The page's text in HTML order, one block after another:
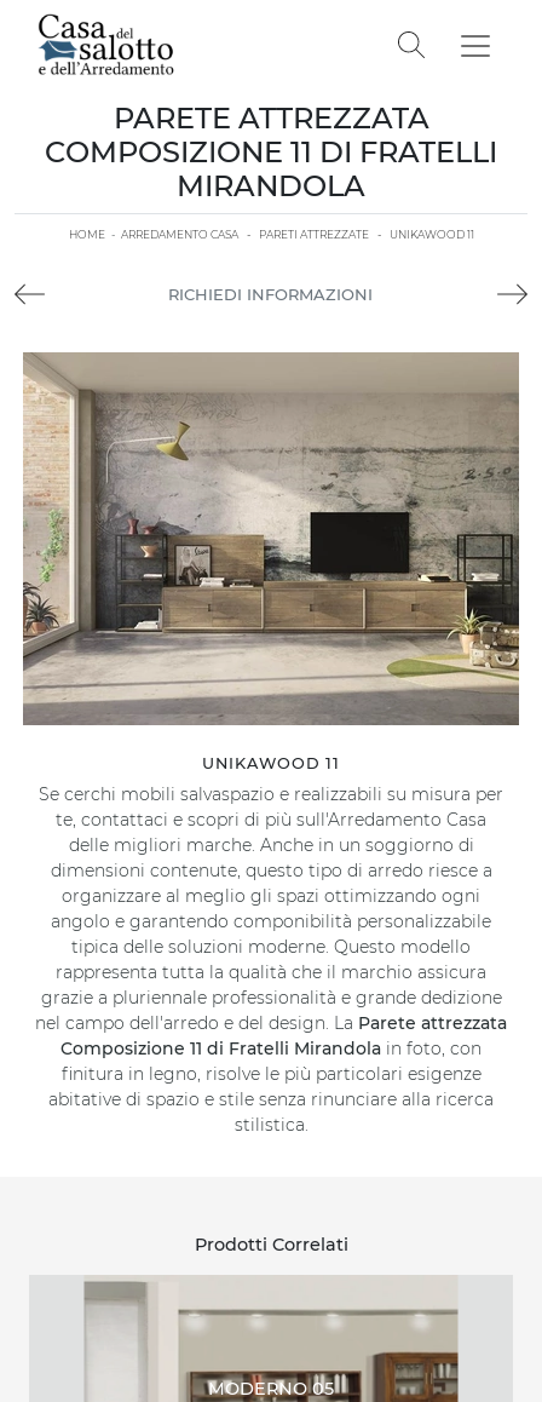
PARETE ATTREZZATA
COMPOSIZIONE 11 DI FRATELLI
MIRANDOLA
HOME - ARREDAMENTO CASA - PARETI ATTREZZATE - UNIKAWOOD 11
RICHIEDI INFORMAZIONI
UNIKAWOOD 11
Se cerchi mobili salvaspazio e realizzabili su misura per
te, contattaci e scopri di più sull'Arredamento Casa
delle migliori marche. Anche in un soggiorno di
dimensioni contenute, questo tipo di arredo riesce a
organizzare al meglio gli spazi ottimizzando ogni
angolo e garantendo componibilità personalizzabile
tipica delle soluzioni moderne. Questo modello
rappresenta tutta la qualità che il marchio assicura
grazie a pluriennale professionalità e grande dedizione
nel campo dell'arredo e del design. La Parete attrezzata
Composizione 11 di Fratelli Mirandola in foto, con
finitura in legno, risolve le più particolari esigenze
abitative di spazio e stile senza rinunciare alla ricerca
stilistica.
Prodotti Correlati
MODERNO 05